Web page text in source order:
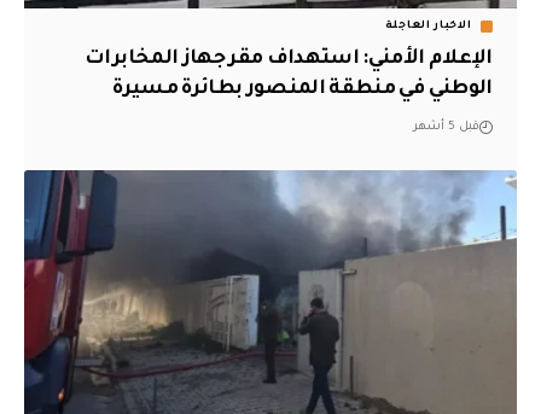
الاخبار العاجلة
الإعلام الأمني: استهداف مقر جهاز المخابرات
الوطني في منطقة المنصور بطائرة مسيرة
قبل 5 أشهر